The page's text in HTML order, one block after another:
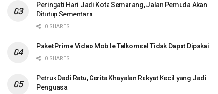
Peringati Hari Jadi Kota Semarang, Jalan Pemuda Akan
Ditutup Sementara
0 SHARES
Paket Prime Video Mobile Telkomsel Tidak Dapat Dipakai
0 SHARES
Petruk Dadi Ratu, Cerita Khayalan Rakyat Kecil yang Jadi
Penguasa